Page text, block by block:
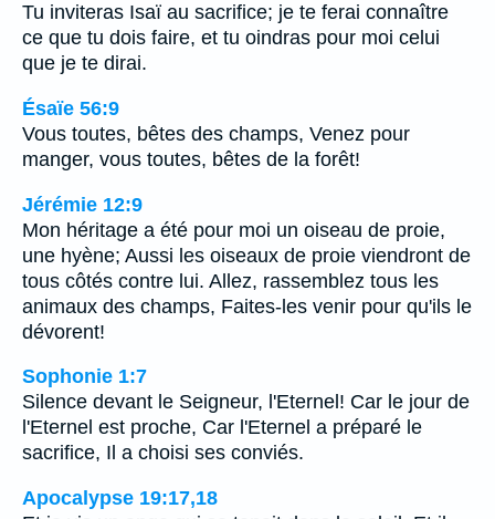
Tu inviteras Isaï au sacrifice; je te ferai connaître
ce que tu dois faire, et tu oindras pour moi celui
que je te dirai.
Ésaïe 56:9
Vous toutes, bêtes des champs, Venez pour
manger, vous toutes, bêtes de la forêt!
Jérémie 12:9
Mon héritage a été pour moi un oiseau de proie,
une hyène; Aussi les oiseaux de proie viendront de
tous côtés contre lui. Allez, rassemblez tous les
animaux des champs, Faites-les venir pour qu'ils le
dévorent!
Sophonie 1:7
Silence devant le Seigneur, l'Eternel! Car le jour de
l'Eternel est proche, Car l'Eternel a préparé le
sacrifice, Il a choisi ses conviés.
Apocalypse 19:17,18